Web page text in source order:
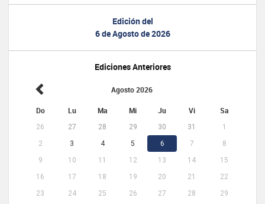
Edición del
6 de Agosto de 2026
Ediciones Anteriores
Agosto 2026
Do Lu Ma Mi Ju Vi Sa
26 27 28 29 30 31
1
2
3 4 5 6 7
8
9
10 11 12 13 14
15
16
17 18 19 20 21
22
23
24 25 26 27 28
29